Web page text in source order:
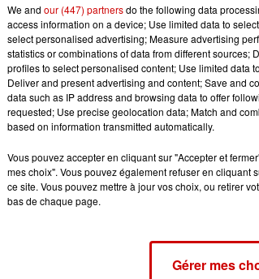
We and our (447) partnersdo the following data
access information on a device; Use limited data to
select personalised advertising; Measure advertising
statistics or combinations of data from different
profiles to select personalised content; Use limited data
Deliver and present advertising and content; Save and
data such as IP address and browsing data to offer
requested; Use precise geolocation data; Match and
based on information transmitted automatically.
Vous pouvez accepter en cliquant sur "Accepter et
mes choix". Vous pouvez également refuser en cliquant
ce site. Vous pouvez mettre à jour vos choix, ou retirer
bas de chaque page.
Gérer mes